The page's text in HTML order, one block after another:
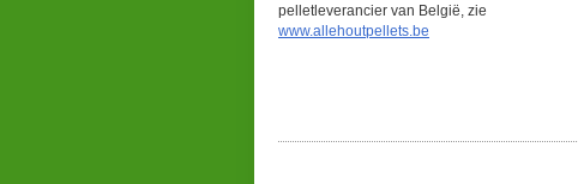
pelletleverancier van België, zie
www.allehoutpellets.be